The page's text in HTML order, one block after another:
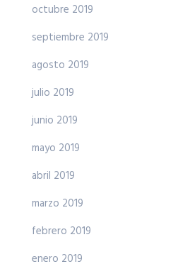
octubre 2019
septiembre 2019
agosto 2019
julio 2019
junio 2019
mayo 2019
abril 2019
marzo 2019
febrero 2019
enero 2019